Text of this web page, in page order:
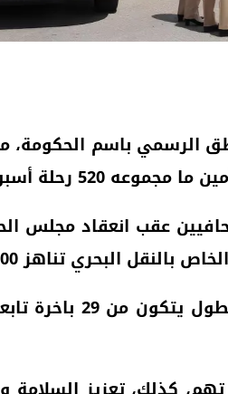
الرسمي باسم
عقب انعقاد مجلس
ألف مسافر و130 ألف سيارة أسبوعيا.